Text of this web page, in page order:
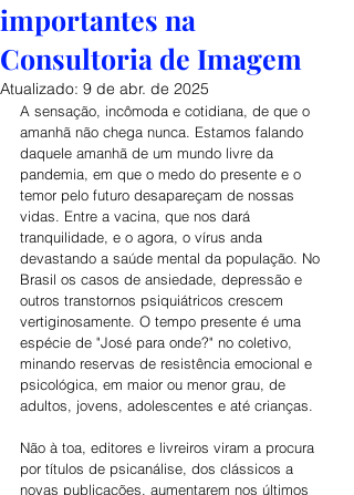
importantes na
Consultoria de Imagem
Atualizado: 9 de abr. de 2025
A sensação, incômoda e cotidiana, de que o
amanhã não chega nunca. Estamos falando
daquele amanhã de um mundo livre da
pandemia, em que o medo do presente e o
temor pelo futuro desapareçam de nossas
vidas. Entre a vacina, que nos dará
tranquilidade, e o agora, o vírus anda
devastando a saúde mental da população. No
Brasil os casos de ansiedade, depressão e
outros transtornos psiquiátricos crescem
vertiginosamente. O tempo presente é uma
espécie de "José para onde?" no coletivo,
minando reservas de resistência emocional e
psicológica, em maior ou menor grau, de
adultos, jovens, adolescentes e até crianças.
Não à toa, editores e livreiros viram a procura
por títulos de psicanálise, dos clássicos a
novas publicações, aumentarem nos últimos